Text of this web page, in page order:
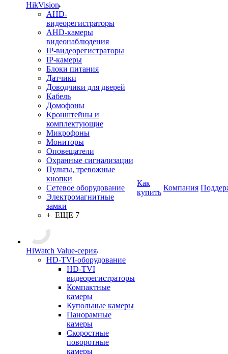
HikVision
AHD-
видеорегистраторы
AHD-камеры
видеонаблюдения
IP-видеорегистраторы
IP-камеры
Блоки питания
Датчики
Доводчики для дверей
Кабель
Домофоны
Кронштейны и
комплектующие
Микрофоны
Мониторы
Оповещатели
Охранные сигнализации
Пульты, тревожные
кнопки
Сетевое оборудование
Электромагнитные
замки
+ ЕЩЕ 7
HiWatch Value-серия
HD-TVI-оборудование
HD-TVI
видеорегистраторы
Компактные
камеры
Купольные камеры
Панорамные
камеры
Скоростные
поворотные
камеры
Как
купить
Компания